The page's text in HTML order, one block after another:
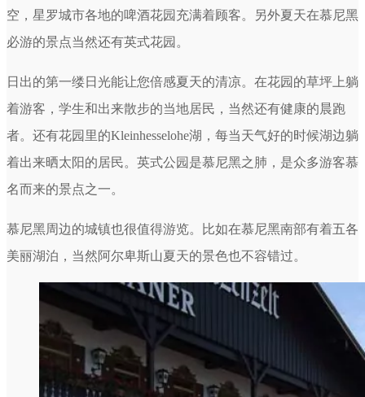
空，星罗城市各地的啤酒花园充满着顾客。另外夏天在慕尼黑
必游的景点当然还有英式花园。
日出的第一缕日光能让您倍感夏天的清凉。在花园的草坪上躺
着游客，学生和出来散步的当地居民，当然还有健康的晨跑
者。还有花园里的Kleinhesselohe湖，每当天气好的时候湖边躺
着出来晒太阳的居民。英式公园是慕尼黑之肺，是众多游客慕
名而来的景点之一。
慕尼黑周边的城镇也很值得游览。比如在慕尼黑南部有着五各
美丽湖泊，当然阿尔卑斯山夏天的景色也不容错过。